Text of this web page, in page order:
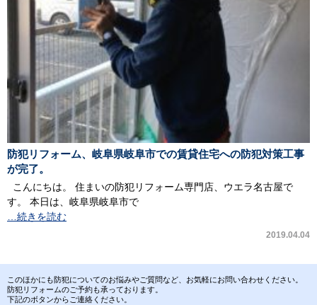
防犯リフォーム、岐阜県岐阜市での賃貸住宅への防犯対策工事
が完了。
こんにちは。 住まいの防犯リフォーム専門店、ウエラ名古屋で
す。 本日は、岐阜県岐阜市で
…続きを読む
2019.04.04
このほかにも防犯についてのお悩みやご質問など、お気軽にお問い合わせください。
防犯リフォームのご予約も承っております。
下記のボタンからご連絡ください。